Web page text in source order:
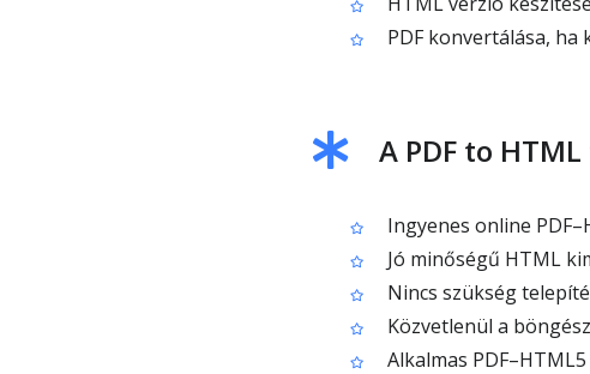
PDF konvertálása,
A PDF to
Ingyenes online
Jó minőségű HTML
Nincs szükség
Közvetlenül a
Alkalmas